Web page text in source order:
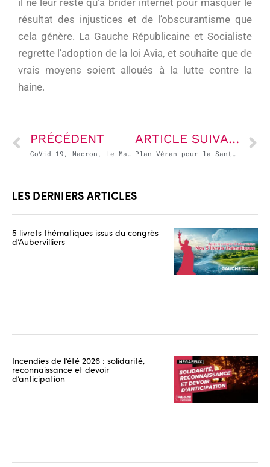
résultat des injustices et de l’obscurantisme que
cela génère. La Gauche Républicaine et Socialiste
regrette l’adoption de la loi Avia, et souhaite que de
vrais moyens soient alloués à la lutte contre la
haine.
PRÉCÉDENT
CoVid-19, Macron, Le Maire et les PME : Vae victis !
ARTICLE SUIVANT
Plan Véran pour la Santé : angle-mort du médico-social et méfiance sur l’hôpital public.
LES DERNIERS ARTICLES
5 livrets thématiques issus du congrès
d’Aubervilliers
Incendies de l’été 2026 : solidarité,
reconnaissance et devoir
d’anticipation